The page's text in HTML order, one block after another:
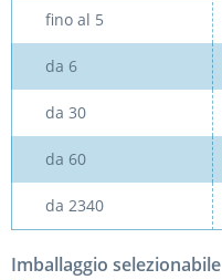
fino al 5
da 6
da 30
da 60
da 2340
Imballaggio selezionabile